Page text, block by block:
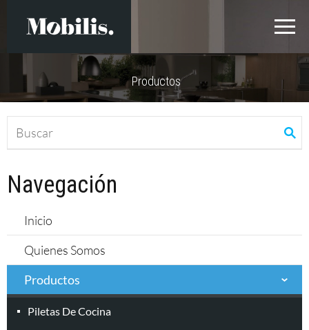
Productos
Navegación
Inicio
Quienes Somos
Productos
Piletas De Cocina